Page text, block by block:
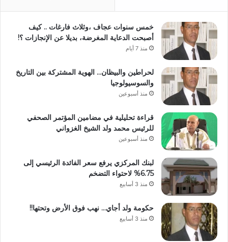
خمس سنوات عجاف ،وثلاث فارغات .. كيف
أصبحت الدعاية المغرضة، بديلا عن الإنجازات ؟!
منذ 7 أيام
لحراطين والبيظان… الهوية المشتركة بين التاريخ
والسوسيولوجيا
منذ أسبوعين
قراءة تحليلية في مضامين المؤتمر الصحفي
للرئيس محمد ولد الشيخ الغزواني
منذ أسبوعين
لبنك المركزي يرفع سعر الفائدة الرئيسي إلى
6.75% لاحتواء التضخم
منذ 3 أسابيع
حكومة ولد أجاي… نهب فوق الأرض وتحتها!!
منذ 3 أسابيع